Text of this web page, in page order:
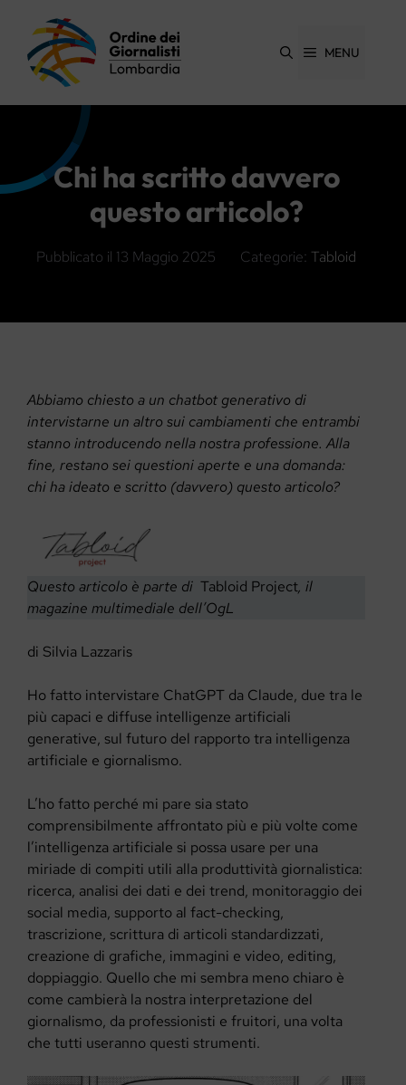
contenuto
MENU
Chi ha scritto davvero
questo articolo?
Pubblicato il 13 Maggio 2025 Categorie: Tabloid
Abbiamo chiesto a un chatbot generativo di
intervistarne un altro sui cambiamenti che entrambi
stanno introducendo nella nostra professione. Alla
fine, restano sei questioni aperte e una domanda:
chi ha ideato e scritto (davvero) questo articolo?
Questo articolo è parte di Tabloid Project, il
magazine multimediale dell’OgL
di Silvia Lazzaris
Ho fatto intervistare ChatGPT da Claude, due tra le
più capaci e diffuse intelligenze artificiali
generative, sul futuro del rapporto tra intelligenza
artificiale e giornalismo.
L’ho fatto perché mi pare sia stato
comprensibilmente affrontato più e più volte come
l’intelligenza artificiale si possa usare per una
miriade di compiti utili alla produttività giornalistica:
ricerca, analisi dei dati e dei trend, monitoraggio dei
social media, supporto al fact-checking,
trascrizione, scrittura di articoli standardizzati,
creazione di grafiche, immagini e video, editing,
doppiaggio. Quello che mi sembra meno chiaro è
come cambierà la nostra interpretazione del
giornalismo, da professionisti e fruitori, una volta
che tutti useranno questi strumenti.